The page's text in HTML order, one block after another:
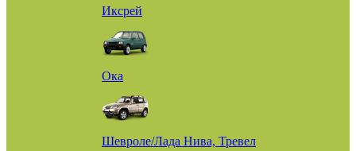
Иксрей
Ока
Шевроле/Лада Нива, Тревел